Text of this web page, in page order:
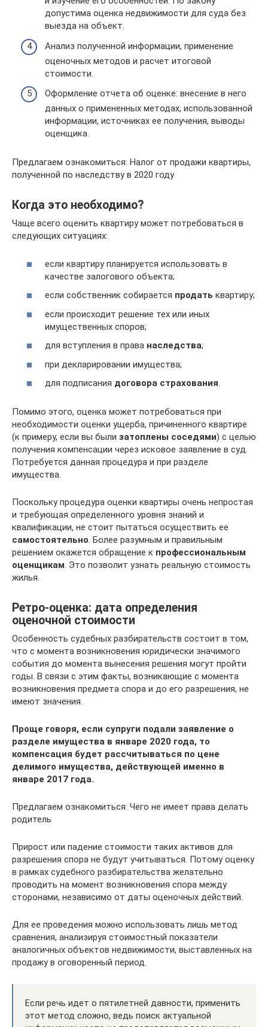
допустима оценка недвижимости для суда без
выезда на объект.
Анализ полученной информации, применение
оценочных методов и расчет итоговой
стоимости.
Оформление отчета об оценке: внесение в него
данных о примененных методах, использованной
информации, источниках ее получения, выводы
оценщика.
Предлагаем ознакомиться: Налог от продажи квартиры,
полученной по наследству в 2020 году
Когда это необходимо?
Чаще всего оценить квартиру может потребоваться в
следующих ситуациях:
если квартиру планируется использовать в
качестве залогового объекта;
если собственник собирается продать квартиру;
если происходит решение тех или иных
имущественных споров;
для вступления в права наследства;
при декларировании имущества;
для подписания договора страхования.
Помимо этого, оценка может потребоваться при
необходимости оценки ущерба, причиненного квартире
(к примеру, если вы были затоплены соседями) с целью
получения компенсации через исковое заявление в суд.
Потребуется данная процедура и при разделе
имущества.
Поскольку процедура оценки квартиры очень непростая
и требующая определенного уровня знаний и
квалификации, не стоит пытаться осуществить ее
самостоятельно. Более разумным и правильным
решением окажется обращение к профессиональным
оценщикам. Это позволит узнать реальную стоимость
жилья.
Ретро-оценка: дата определения
оценочной стоимости
Особенность судебных разбирательств состоит в том,
что с момента возникновения юридически значимого
события до момента вынесения решения могут пройти
годы. В связи с этим факты, возникающие с момента
возникновения предмета спора и до его разрешения, не
имеют значения.
Проще говоря, если супруги подали заявление о
разделе имущества в январе 2020 года, то
компенсация будет рассчитываться по цене
делимого имущества, действующей именно в
январе 2017 года.
Предлагаем ознакомиться: Чего не имеет права делать
родитель
Прирост или падение стоимости таких активов для
разрешения спора не будут учитываться. Потому оценку
в рамках судебного разбирательства желательно
проводить на момент возникновения спора между
сторонами, независимо от даты оценочных действий.
Для ее проведения можно использовать лишь метод
сравнения, анализируя стоимостный показатели
аналогичных объектов недвижимости, выставленных на
продажу в оговоренный период.
Если речь идет о пятилетней давности, применить
этот метод сложно, ведь поиск актуальной